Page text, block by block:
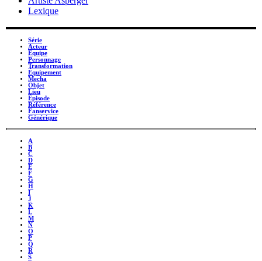
Lexique
Série
Acteur
Équipe
Personnage
Transformation
Équipement
Mecha
Objet
Lieu
Épisode
Référence
Fanservice
Générique
A
B
C
D
E
F
G
H
I
J
K
L
M
N
O
P
Q
R
S